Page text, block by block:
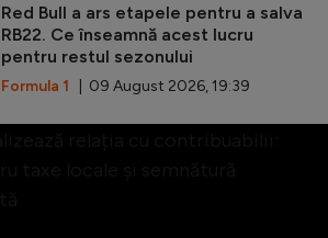
Red Bull a ars etapele pentru a salva
RB22. Ce înseamnă acest lucru
pentru restul sezonului
Formula 1 | 09 August 2026, 19:39